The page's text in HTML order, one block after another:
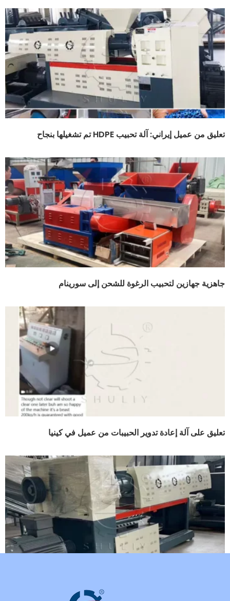
تعليق من عميل إيراني: آلة تحبيب HDPE تم تشغيلها بنجاح
جاهزية جهازين لتحبيب الرغوة للشحن إلى سورينام
تعليق على آلة إعادة تدوير الحبيبات من عميل في كينيا